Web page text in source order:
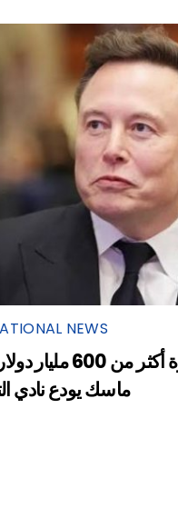
NEWS
بعد خسارة أكثر من 600
ماسك يودع نادي